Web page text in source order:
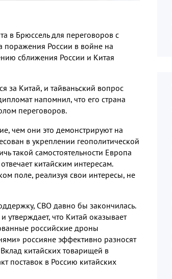
в Брюссель для переговоров с
поражения России в войне на
сближения России и Китая
за Китай, и тайваньский вопрос
напомнил, что его страна
переговоров.
чем они это демонстрируют на
в укреплении геополитической
такой самостоятельности Европа
китайским интересам.
поле, реализуя свои интересы, не
СВО давно бы закончилась.
что Китай оказывает
российские дроны
россияне эффективно разносят
китайских товарищей в
поставок в Россию китайских